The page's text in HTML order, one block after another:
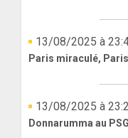
13/08/2025 à
Paris miraculé,
13/08/2025 à
Donnarumma au